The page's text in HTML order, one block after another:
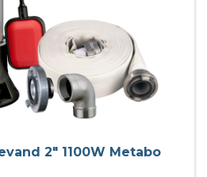
2" 1100W Metabo